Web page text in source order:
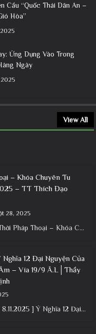
Cầu “Quốc Thái Dân An –
Hòa”
Ứng Dụng Vào Trong
Ngày
2025
View All
– Khóa Chuyên Tu
– TT Thích Đạo
28, 2025
+ Pháp thoại: Thời Pháp Thoại – Khóa Chuyên Tu Ngày 22/11/2025 – TT Thích Đạo Thịnh + Album: Pháp
Nghĩa 12 Đại Nguyện Của
– Vía 19/9 Â.L│Thầy
+ Pháp thoại: [ 8.11.2025 ] Ý Nghĩa 12 Đại Nguyện Của Bồ Tát Quán Âm – Vía 19/9 Â.L│Thầy